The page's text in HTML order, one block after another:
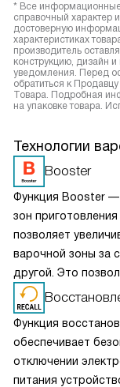
* Все
справочный характер
достоверную
характеристиках
производитель
конструкцию, дизайн
уведомления. Перед
обратиться к
Товара. Подробная
на упаковке товара.
Технологии
Booster
Функция Booster
зон
позволяет
варочной зоны за
другой. Это
посуды или
потратить на это
Функция
обеспечивает
отключении
питания